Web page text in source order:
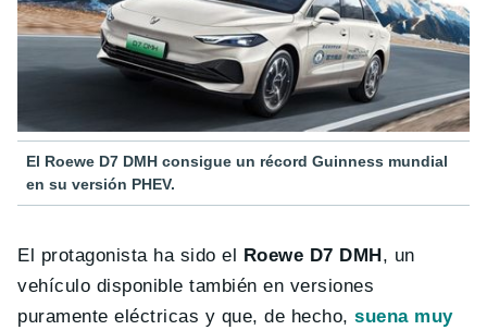
El Roewe D7 DMH consigue un récord Guinness mundial
en su versión PHEV.
El protagonista ha sido el Roewe D7 DMH, un
vehículo disponible también en versiones
puramente eléctricas y que, de hecho,suena muy